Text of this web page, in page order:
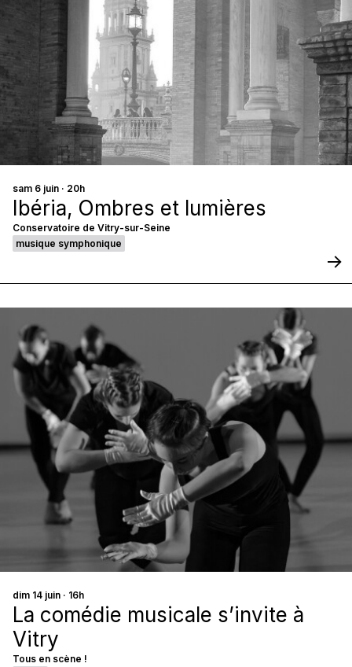
Ibéria, Ombres et lumières
sam 6 juin · 20h
Conservatoire de Vitry-sur-Seine
musique symphonique
La comédie musicale s’invite à
Vitry
dim 14 juin · 16h
Tous en scène !